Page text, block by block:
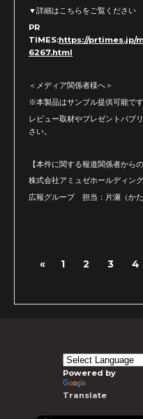
▼詳細はこちらをご覧ください
PR
TIMES:https://prtimes.jp/
6267.html
＜メディア関係者様へ＞
※本製品はサンプル提供可能です
レビュー取材やプレゼントパブ
さい。
【本件に関する報道関係者から
株式会社アミュゼホールディン
広報グループ 担当：片瀬（かた
« 1 2 3 4
Powered by
Translate